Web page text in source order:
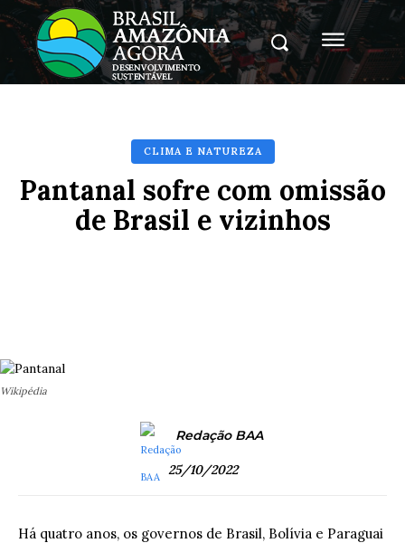
CLIMA E NATUREZA
Pantanal sofre com omissão
de Brasil e vizinhos
Wikipédia
Redação BAA
25/10/2022
Há quatro anos, os governos de Brasil, Bolívia e Paraguai